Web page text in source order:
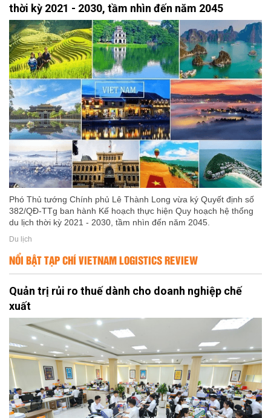
thời kỳ 2021 - 2030, tầm nhìn đến năm 2045
Phó Thủ tướng Chính phủ Lê Thành Long vừa ký Quyết định số
382/QĐ-TTg ban hành Kế hoạch thực hiện Quy hoạch hệ thống
du lịch thời kỳ 2021 - 2030, tầm nhìn đến năm 2045.
Du lịch
NỔI BẬT TẠP CHÍ VIETNAM LOGISTICS REVIEW
Quản trị rủi ro thuế dành cho doanh nghiệp chế
xuất